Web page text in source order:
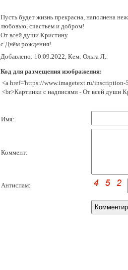
Пусть будет жизнь прекрасна, наполнена
любовью, счастьем и добром!
От всей души Кристину
с Днём рождения!
Добавлено: 10.09.2022, Кем: Ольга Л..
Код для размещения изображения:
<a href='https://www.imagetext.ru/
<br>Картинки с надписями - От всей души
Имя:
Коммент:
Антиспам: